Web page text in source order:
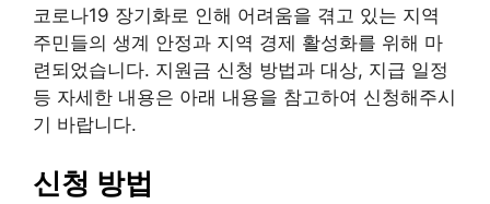
코로나19 장기화로 인해 어려움을 겪고 있는 지역
주민들의 생계 안정과 지역 경제 활성화를 위해 마
련되었습니다. 지원금 신청 방법과 대상, 지급 일정
등 자세한 내용은 아래 내용을 참고하여 신청해주시
기 바랍니다.
신청 방법